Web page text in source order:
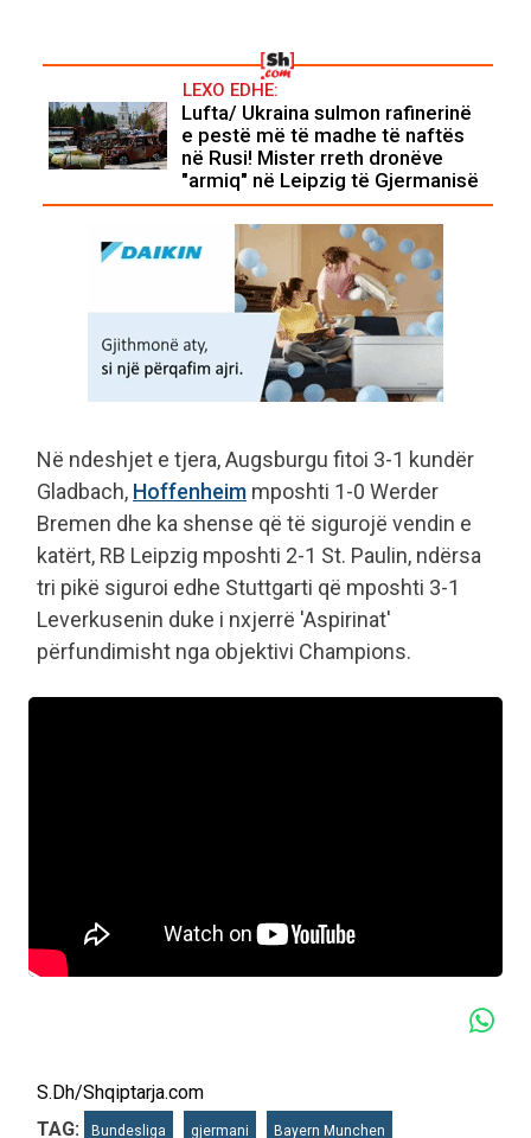
LEXO EDHE:
Lufta/ Ukraina sulmon rafinerinë
e pestë më të madhe të naftës
në Rusi! Mister rreth dronëve
"armiq" në Leipzig të Gjermanisë
Në ndeshjet e tjera, Augsburgu fitoi 3-1 kundër
Gladbach, Hoffenheim mposhti 1-0 Werder
Bremen dhe ka shense që të sigurojë vendin e
katërt, RB Leipzig mposhti 2-1 St. Paulin, ndërsa
tri pikë siguroi edhe Stuttgarti që mposhti 3-1
Leverkusenin duke i nxjerrë 'Aspirinat'
përfundimisht nga objektivi Champions.
S.Dh/Shqiptarja.com
TAG:
Bundesliga gjermani Bayern Munchen